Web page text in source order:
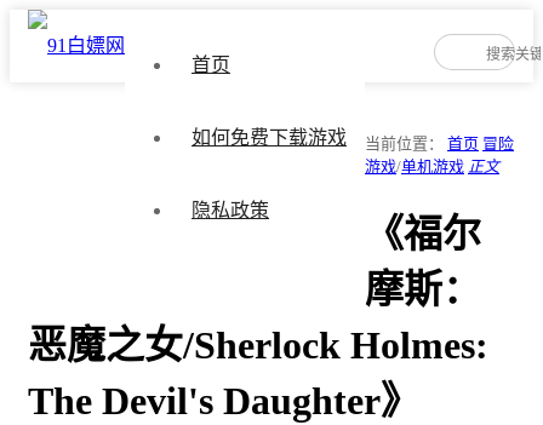
首页
如何免费下载游戏
隐私政策
当前位置： 首页 冒险
游戏/单机游戏 正文
《福尔
摩斯：
恶魔之女/Sherlock Holmes:
The Devil's Daughter》